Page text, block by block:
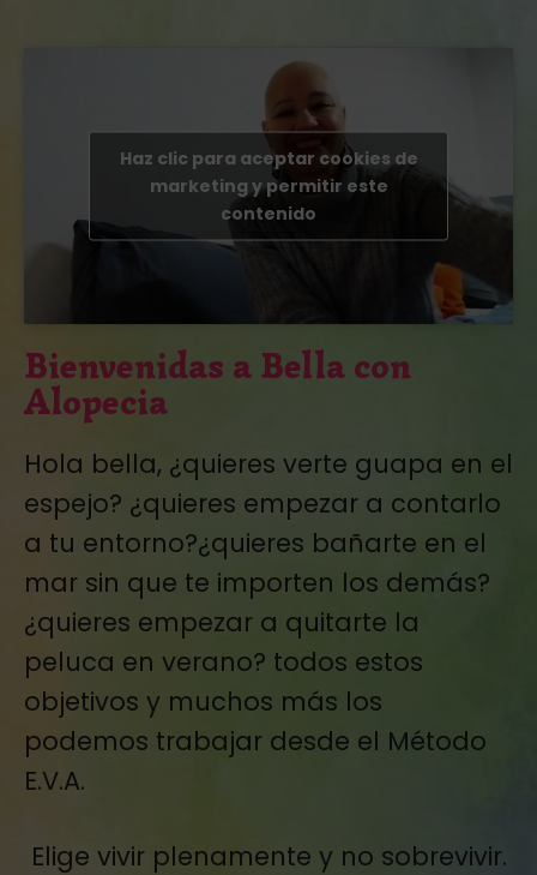
Haz clic para aceptar cookies de
marketing y permitir este
contenido
Bienvenidas a Bella con
Alopecia
Hola bella, ¿quieres verte guapa en el
espejo? ¿quieres empezar a contarlo
a tu entorno?¿quieres bañarte en el
mar sin que te importen los demás?
¿quieres empezar a quitarte la
peluca en verano? todos estos
objetivos y muchos más los
podemos trabajar desde el Método
E.V.A.
Elige vivir plenamente y no sobrevivir.